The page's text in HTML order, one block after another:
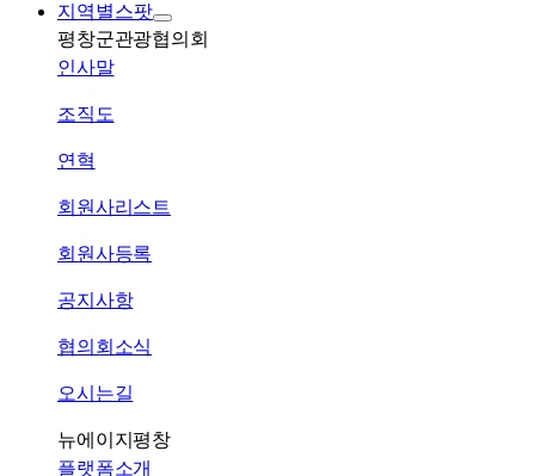
지역별스팟
평창군관광협의회
인사말
조직도
연혁
회원사리스트
회원사등록
공지사항
협의회소식
오시는길
뉴에이지평창
플랫폼소개